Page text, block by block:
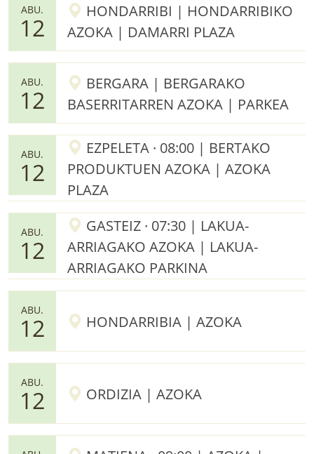
ABU.
12
HONDARRIBI | HONDARRIBIKO
AZOKA | DAMARRI PLAZA
ABU.
12
BERGARA | BERGARAKO
BASERRITARREN AZOKA | PARKEA
ABU.
12
EZPELETA · 08:00 | BERTAKO
PRODUKTUEN AZOKA | AZOKA
PLAZA
ABU.
12
GASTEIZ · 07:30 | LAKUA-
ARRIAGAKO AZOKA | LAKUA-
ARRIAGAKO PARKINA
ABU.
12 HONDARRIBIA | AZOKA
ABU.
12 ORDIZIA | AZOKA